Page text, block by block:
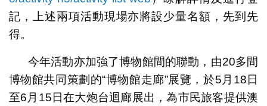
記，上述兩項活動現場亦將設少量名額，先到先
得。
今年活動亦加強了博物館間的聯動，由20多間
博物館共同策劃的“博物館走廊”展覽，於5月18日
至6月15日在大炮台迴廊展出，為市民旅客提供澳